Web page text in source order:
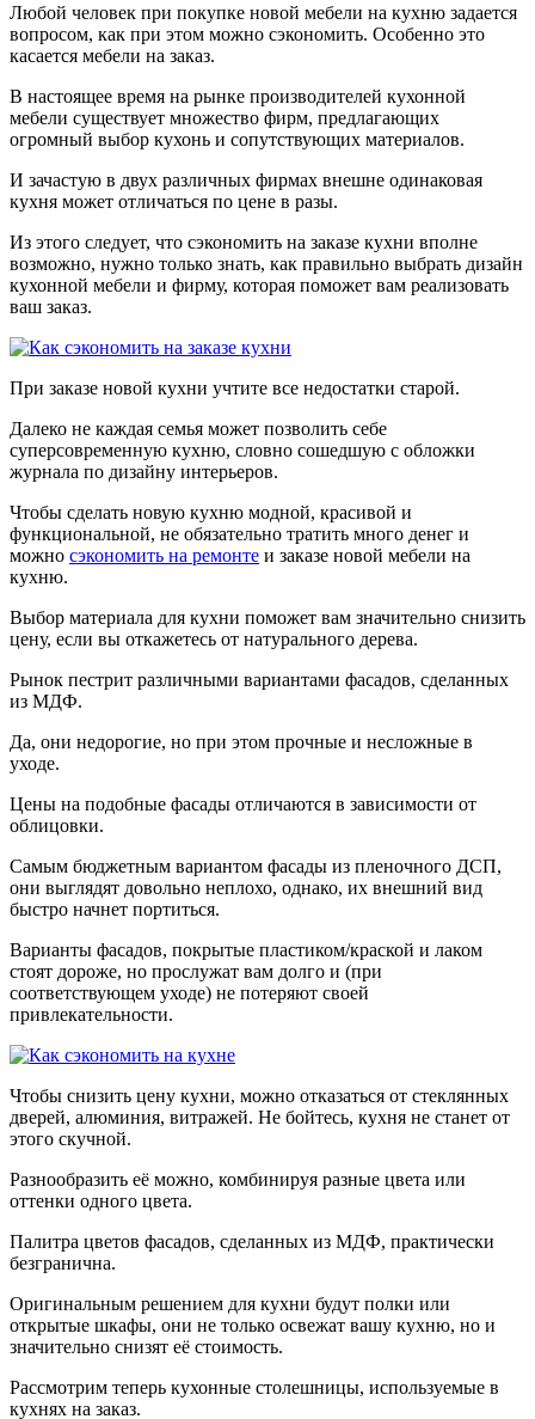
Любой человек при покупке новой мебели на кухню задается
вопросом, как при этом можно сэкономить. Особенно это
касается мебели на заказ.
В настоящее время на рынке производителей кухонной
мебели существует множество фирм, предлагающих
огромный выбор кухонь и сопутствующих материалов.
И зачастую в двух различных фирмах внешне одинаковая
кухня может отличаться по цене в разы.
Из этого следует, что сэкономить на заказе кухни вполне
возможно, нужно только знать, как правильно выбрать дизайн
кухонной мебели и фирму, которая поможет вам реализовать
ваш заказ.
При заказе новой кухни учтите все недостатки старой.
Далеко не каждая семья может позволить себе
суперсовременную кухню, словно сошедшую с обложки
журнала по дизайну интерьеров.
Чтобы сделать новую кухню модной, красивой и
функциональной, не обязательно тратить много денег и
можно сэкономить на ремонте и заказе новой мебели на
кухню.
Выбор материала для кухни поможет вам значительно снизить
цену, если вы откажетесь от натурального дерева.
Рынок пестрит различными вариантами фасадов, сделанных
из МДФ.
Да, они недорогие, но при этом прочные и несложные в
уходе.
Цены на подобные фасады отличаются в зависимости от
облицовки.
Самым бюджетным вариантом фасады из пленочного ДСП,
они выглядят довольно неплохо, однако, их внешний вид
быстро начнет портиться.
Варианты фасадов, покрытые пластиком/краской и лаком
стоят дороже, но прослужат вам долго и (при
соответствующем уходе) не потеряют своей
привлекательности.
Чтобы снизить цену кухни, можно отказаться от стеклянных
дверей, алюминия, витражей. Не бойтесь, кухня не станет от
этого скучной.
Разнообразить её можно, комбинируя разные цвета или
оттенки одного цвета.
Палитра цветов фасадов, сделанных из МДФ, практически
безгранична.
Оригинальным решением для кухни будут полки или
открытые шкафы, они не только освежат вашу кухню, но и
значительно снизят её стоимость.
Рассмотрим теперь кухонные столешницы, используемые в
кухнях на заказ.